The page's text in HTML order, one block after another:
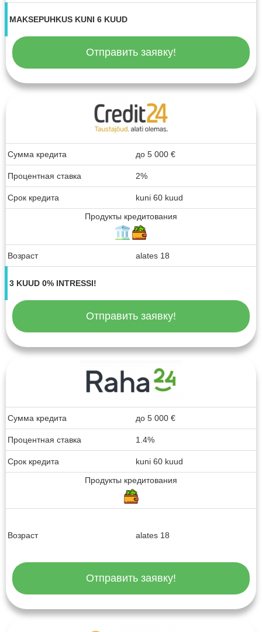
MAKSEPUHKUS KUNI 6 KUUD
Отправить заявку!
Сумма кредита до 5 000 €
Процентная ставка 2%
Срок кредита
kuni 60 kuud
Продукты кредитования
Возраст alates 18
3 KUUD 0% INTRESSI!
Отправить заявку!
Сумма кредита до 5 000 €
Процентная ставка 1.4%
Срок кредита
kuni 60 kuud
Продукты кредитования
Возраст alates 18
Отправить заявку!